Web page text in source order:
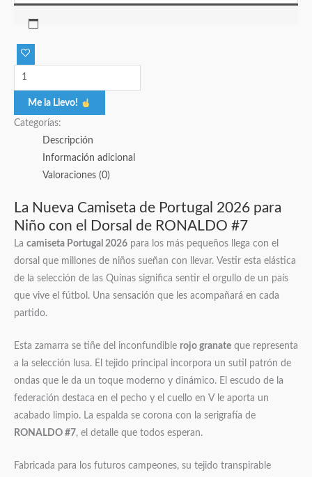
Me la Llevo!
Categorías:
Descripción
Información adicional
Valoraciones (0)
La Nueva Camiseta de Portugal 2026 para
Niño con el Dorsal de RONALDO #7
La camiseta Portugal 2026 para los más pequeños llega con el
dorsal que millones de niños sueñan con llevar. Vestir esta elástica
de la selección de las Quinas significa sentir el orgullo de un país
que vive el fútbol. Una sensación que les acompañará en cada
partido.
Esta zamarra se tiñe del inconfundible rojo granate que representa
a la selección lusa. El tejido principal incorpora un sutil patrón de
ondas que le da un toque moderno y dinámico. El escudo de la
federación destaca en el pecho y el cuello en V le aporta un
acabado limpio. La espalda se corona con la serigrafía de
RONALDO #7, el detalle que todos esperan.
Fabricada para los futuros campeones, su tejido transpirable